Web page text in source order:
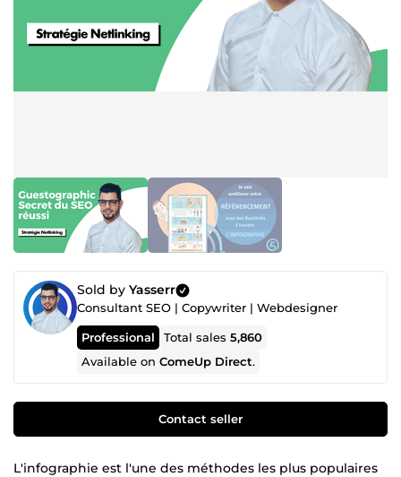
Sold by Yasserr
Consultant SEO | Copywriter | Webdesigner
Professional Total sales5,860
Available onComeUp Direct.
Contact seller
L'infographie est l'une des méthodes les plus populaires